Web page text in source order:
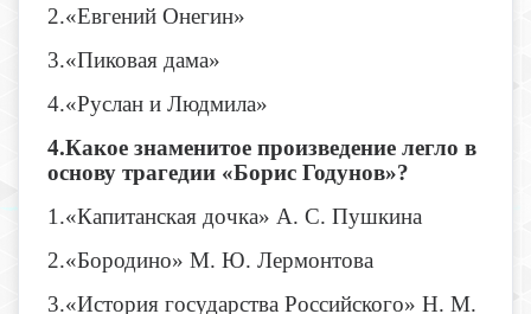
2.«Евгений Онегин»
3.«Пиковая дама»
4.«Руслан и Людмила»
4.Какое знаменитое произведение легло в
основу трагедии «Борис Годунов»?
1.«Капитанская дочка» А. С. Пушкина
2.«Бородино» М. Ю. Лермонтова
3.«История государства Российского» Н. М.